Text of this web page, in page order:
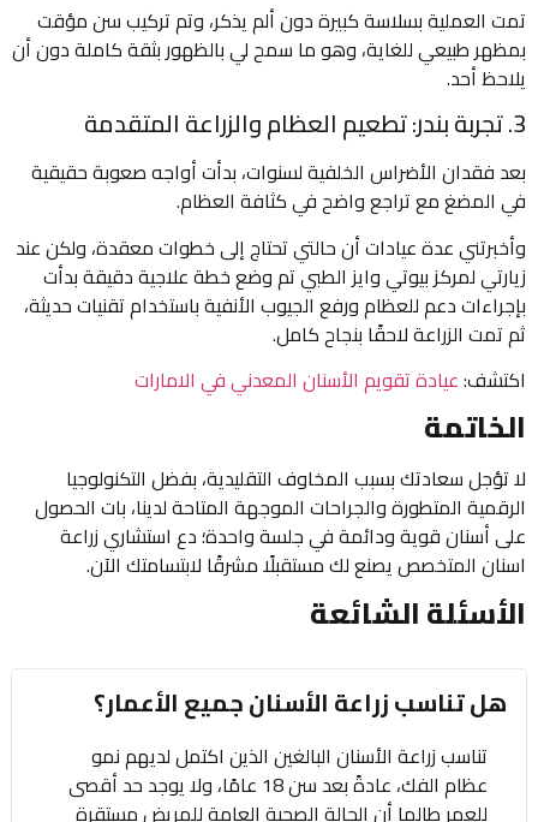
تمت العملية بسلاسة كبيرة دون ألم يذكر، وتم تركيب سن مؤقت
بمظهر طبيعي للغاية، وهو ما سمح لي بالظهور بثقة كاملة دون أن
يلاحظ أحد.
3. تجربة بندر: تطعيم العظام والزراعة المتقدمة
بعد فقدان الأضراس الخلفية لسنوات، بدأت أواجه صعوبة حقيقية
في المضغ مع تراجع واضح في كثافة العظام.
وأخبرتني عدة عيادات أن حالتي تحتاج إلى خطوات معقدة، ولكن عند
زيارتي لمركز بيوتي وايز الطبي تم وضع خطة علاجية دقيقة بدأت
بإجراءات دعم للعظام ورفع الجيوب الأنفية باستخدام تقنيات حديثة،
ثم تمت الزراعة لاحقًا بنجاح كامل.
اكتشف:عيادة تقويم الأسنان المعدني في الامارات
الخاتمة
لا تؤجل سعادتك بسبب المخاوف التقليدية، بفضل التكنولوجيا
الرقمية المتطورة والجراحات الموجهة المتاحة لدينا، بات الحصول
على أسنان قوية ودائمة في جلسة واحدة؛ دع استشاري زراعة
اسنان المتخصص يصنع لك مستقبلًا مشرقًا لابتسامتك الآن.
الأسئلة الشائعة
هل تناسب زراعة الأسنان جميع الأعمار؟
تناسب زراعة الأسنان البالغين الذين اكتمل لديهم نمو
عظام الفك، عادةً بعد سن 18 عامًا، ولا يوجد حد أقصى
للعمر طالما أن الحالة الصحية العامة للمريض مستقرة